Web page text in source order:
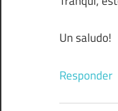
Un saludo!
Responder